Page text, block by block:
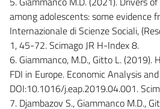
among adolescents: some evidence
Internazionale di Scienze Sociali,
1, 45-72. Scimago JR H-Index 8.
6. Giammanco, M.D., Gitto L. (2019).
FDI in Europe. Economic Analysis
DOI:10.1016/j.eap.2019.04.001.
7. Djambazov S., Giammanco M.D.,